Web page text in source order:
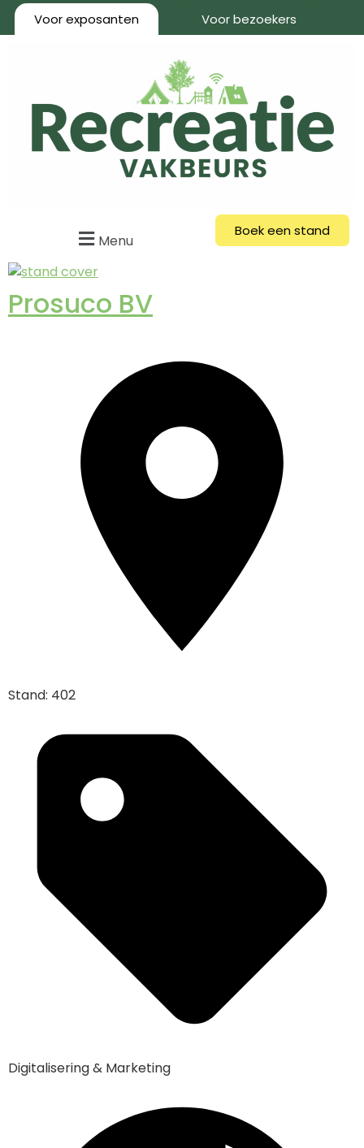
Voor exposanten Voor bezoekers
Menu
Boek een stand
Prosuco BV
Stand: 402
Digitalisering & Marketing